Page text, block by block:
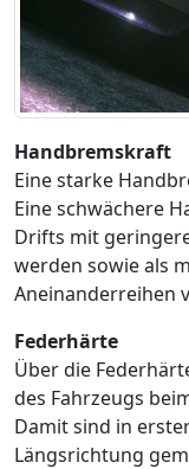
Handbremskraft
Eine starke
Eine schwächere
Drifts mit
werden sowie als
Aneinanderreihen
Federhärte
Über die
des Fahrzeugs
Damit sind in
Längsrichtung